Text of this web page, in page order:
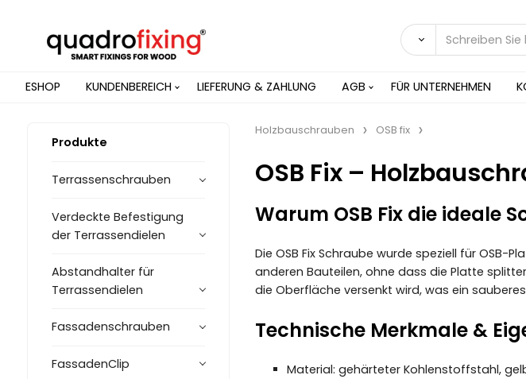
ESHOP KUNDENBEREICH LIEFERUNG & ZAHLUNG AGB FÜR UNTERNEHMEN
Produkte
Terrassenschrauben
Verdeckte Befestigung
der Terrassendielen
Abstandhalter für
Terrassendielen
Fassadenschrauben
FassadenClip
Holzbauschrauben OSB fix
OSB Fix –
Warum OSB Fix die ideale
Die OSB Fix Schraube wurde speziell für
anderen Bauteilen, ohne dass die Platte
die Oberfläche versenkt wird, was ein
Technische Merkmale &
Material: gehärteter Kohlenstoffstahl,